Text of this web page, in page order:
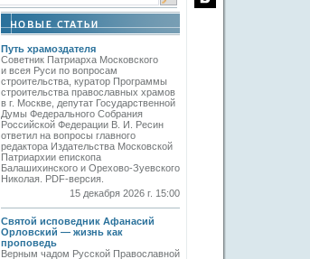
Путь храмоздателя
Советник Патриарха Московского
и всея Руси по вопросам
строительства, куратор Программы
строительства православных храмов
в г. Москве, депутат Государственной
Думы Федерального Собрания
Российской Федерации В. И. Ресин
ответил на вопросы главного
редактора Издательства Московской
Патриархии епископа
Балашихинского и Орехово-Зуевского
Николая. PDF-версия.
15 декабря 2026 г. 15:00
Святой исповедник Афанасий
Орловский — жизнь как
проповедь
Верным чадом Русской Православной